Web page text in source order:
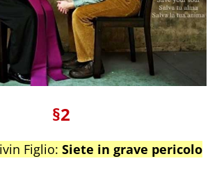
§2
Figlio: Siete in grave pericolo